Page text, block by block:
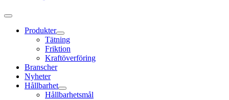
Produkter
Tätning
Friktion
Kraftöverföring
Branscher
Nyheter
Hållbarhet
Hållbarhetsmål